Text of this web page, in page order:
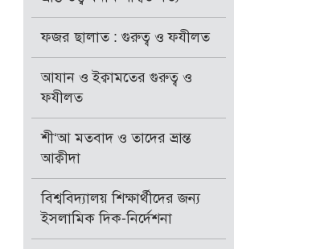
ফজর ছালাত : গুরুত্ব ও ফযীলত
আযান ও ইক্বামতের গুরুত্ব ও
ফযীলত
শী‘আ মতবাদ ও তাদের ভ্রান্ত
আক্বীদা
বিশ্ববিদ্যালয় শিক্ষার্থীদের জন্য
ইসলামিক দিক-নির্দেশনা